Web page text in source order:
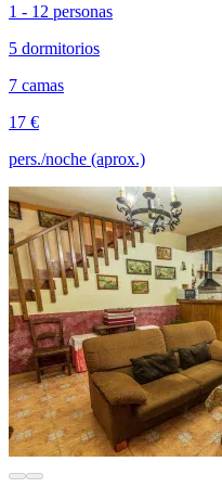
1 - 12 personas
5 dormitorios
7 camas
17 €
pers./noche (aprox.)